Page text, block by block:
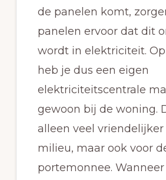
de panelen komt,
panelen ervoor dat dit
wordt in elektriciteit.
heb je dus een eigen
elektriciteitscentrale
gewoon bij de woning.
alleen veel
milieu, maar ook voor
portemonnee.